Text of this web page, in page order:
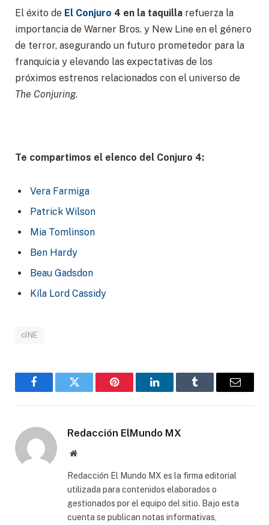
El éxito de El Conjuro 4 en la taquilla refuerza la
importancia de Warner Bros. y New Line en el género
de terror, asegurando un futuro prometedor para la
franquicia y elevando las expectativas de los
próximos estrenos relacionados con el universo de
The Conjuring.
Te compartimos el elenco del Conjuro 4:
Vera Farmiga
Patrick Wilson
Mia Tomlinson
Ben Hardy
Beau Gadsdon
Kíla Lord Cassidy
cINE
FacebookGorjeo Pinterest LinkedInTumblr
Correo
Redacción ElMundo MX
Sitio
Redacción El Mundo MX es la firma editorial
utilizada para contenidos elaborados o
gestionados por el equipo del sitio. Bajo esta
cuenta se publican notas informativas,